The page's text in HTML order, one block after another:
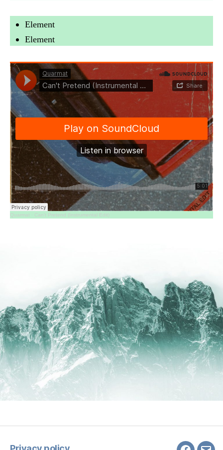
Element
Element
Quarmat · Can’t Pretend (Instrumental Edit)